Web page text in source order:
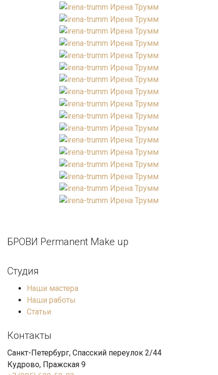
БРОВИ Permanent Make up
Студия
Наши мастера
Наши работы
Статьи
Контакты
Санкт-Петербург, Спасский переулок 2/44
Кудрово, Пражская 9